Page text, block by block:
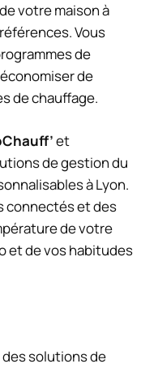
votre maison à
Vous
de
de
de chauffage.
et
de gestion du
à Lyon.
connectés et des
de votre
et de vos habitudes
solutions de